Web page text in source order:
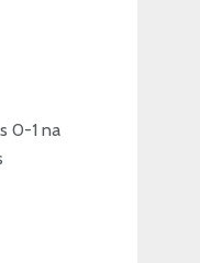
0-1 na